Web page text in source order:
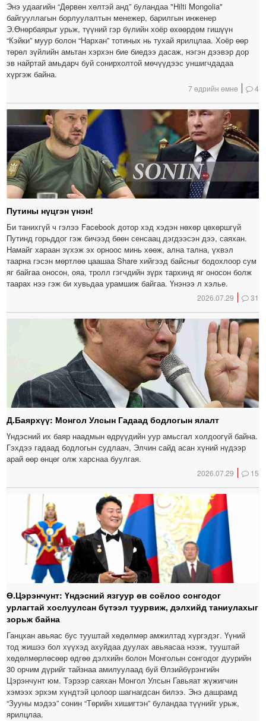
Энэ удаагийн “Дөрвөн хөлтэй анд” буландаа "Hilti Mongolia"
байгууллагын борлуулалтын менежер, барилгын инженер
Э.Өнөрбаярыг урьж, түүний гэр бүлийн хоёр өхөөрдөм гишүүн
“Кэйки” муур болон “Нархан” тотиных нь тухай ярилцлаа. Хоёр өөр
төрөл зүйлийн амьтан хэрхэн бие биедээ дасаж, нэгэн дээвэр дор
эв найртай амьдарч буй сонирхолтой мөчүүдээс уншигчдадаа
хүргэж байна.
7 өдрийн өмнө 4
Путины нүцгэн үнэн!
Би танихгүй ч гэлээ Facebook дотор хэд хэдэн нөхөр цөхөршгүй
Путинд горьддог гэж бичээд бөөн сенсаац дэгдээсэн дээ, саяхан.
Намайг хараан зүхэж эх орноос минь хөөж, ална тална, үхвэл
таарна гэсэн мөртлөө цаашаа Share хийгээд байсныг бодохлоор сум
яг байгаа оносон, ояа, тролл гэгчдийн зүрх тархинд яг оносон болж
таарах нээ гэж би хувьдаа урамшиж байгаа. Үнэнээ л хэлье.
2026.07.29 31
Д.Баярхүү: Монгол Улсын Гадаад бодлогын ялалт
Үндэсний их баяр наадмын өдрүүдийн уур амьсгал холдоогүй байна.
Гэхдээ гадаад бодлогын судлаач, Элчин сайд асан хүний нүдээр
арай өөр өнцөг олж харснаа буулгая.
2026.07.29 15
Ө.Цэрэнчунт: Үндэсний язгуур өв соёлоо сонгодог
урлагтай хослуулсан бүтээл туурвиж, дэлхийд таниулахыг
зорьж байна
Ганцхан авьяас бус тууштай хөдөлмөр амжилтад хүргэдэг. Үүний
тод жишээ бол хүүхэд ахуйдаа дуулах авьяасаа нээж, тууштай
хөдөлмөрлөсөөр өдгөө дэлхийн болон Монголын сонгодог дуурийн
30 орчим дүрийг тайзнаа амилуулаад буй Өлзийбүрэнгийн
Цэрэнчунт юм. Тэрээр саяхан Монгол Улсын Гавьяат жүжигчин
хэмээх эрхэм хүндтэй цолоор шагнагдсан билээ. Энэ дашрамд
“Зууны мэдээ” сонин “Төрийн хишигтэн” буландаа түүнийг урьж,
ярилцлаа.